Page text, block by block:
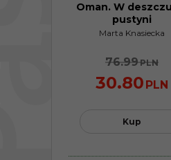
PROMOCJA
Oman. W
pustyni
Marta Knasiecka
76.99PLN
30.80 PLN
Kup